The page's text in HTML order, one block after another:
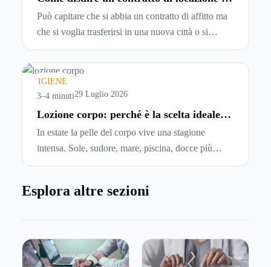
modo corretto ed efficace
Può capitare che si abbia un contratto di affitto ma
che si voglia trasferirsi in una nuova città o si
abbiano problemi a pagare il canone, per cui si
comincia a cercare un’altra abitazione: è legittimo
chiedersi se è possibile
locazioneprima che scada. In questa guida
capiremo come inviare la disdetta per un contratto
IGIENE
3–4 minuti29 Luglio 2026
Lozione corpo: perché è la scelta ideale
In estate la pelle del corpo vive una stagione
intensa. Sole, sudore, mare, piscina, docce più
frequenti e aria condizionata possono renderla
meno confortevole. Eppure, proprio nei mesi caldi,
o difficili da assorbire.
Esplora altre sezioni